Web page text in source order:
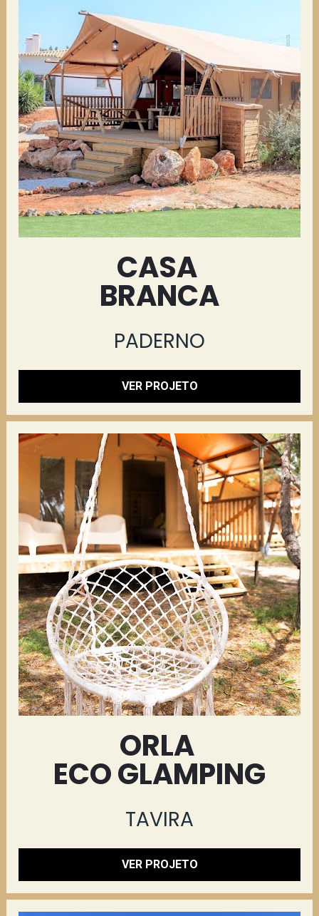
CASA
BRANCA
PADERNO
VER PROJETO
ORLA
ECO GLAMPING
TAVIRA
VER PROJETO